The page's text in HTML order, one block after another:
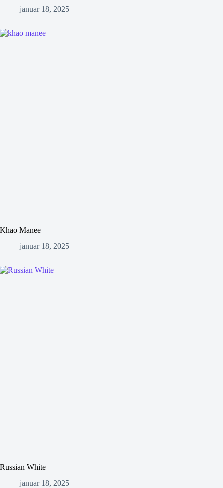
januar 18, 2025
Khao Manee
januar 18, 2025
Russian White
januar 18, 2025